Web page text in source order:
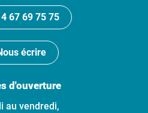
67 69 75 75
écrire
d'ouverture
au vendredi,